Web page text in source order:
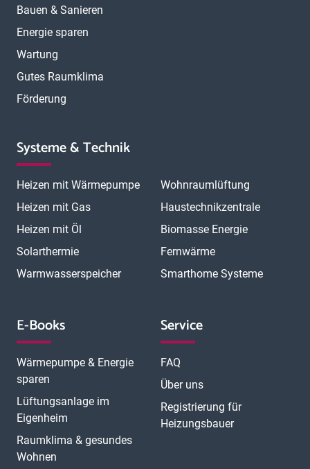
Bauen & Sanieren
Energie sparen
Wartung
Gutes Raumklima
Förderung
Systeme & Technik
Heizen mit Wärmepumpe
Heizen mit Gas
Heizen mit Öl
Solarthermie
Warmwasserspeicher
Wohnraumlüftung
Haustechnikzentrale
Biomasse Energie
Fernwärme
Smarthome Systeme
E-Books
Wärmepumpe & Energie
sparen
Lüftungsanlage im
Eigenheim
Raumklima & gesundes
Wohnen
Service
FAQ
Über uns
Registrierung für
Heizungsbauer